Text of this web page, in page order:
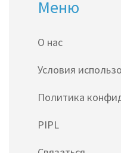
Меню
О нас
Условия
Политика
PIPL